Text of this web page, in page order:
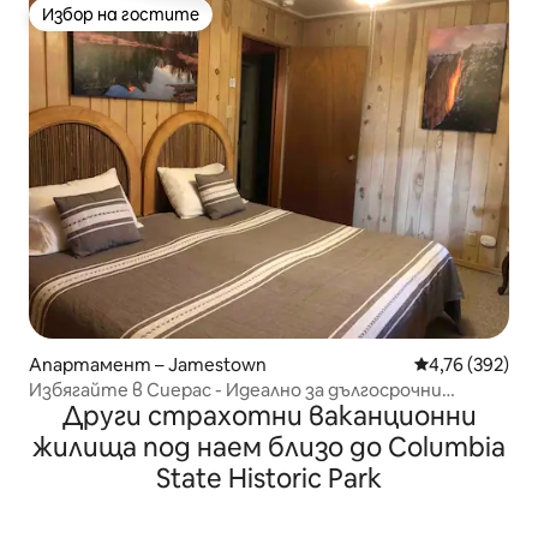
Избор на гостите
Избор на гостите
Апартамент – Jamestown Средна
4,76 (392)
Избягайте в Сиерас - Идеално за дългосрочни
пътешественици.
Други страхотни ваканционни
жилища под наем близо до Columbia
State Historic Park